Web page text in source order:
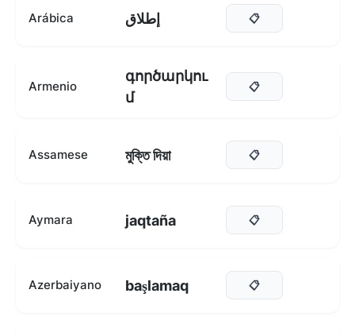
Arábica إطلاق 📋
Armenio
գործարկու
մ
📋
Assamese মুক্তি দিয়া 📋
Aymara jaqtaña 📋
Azerbaiyano başlamaq 📋